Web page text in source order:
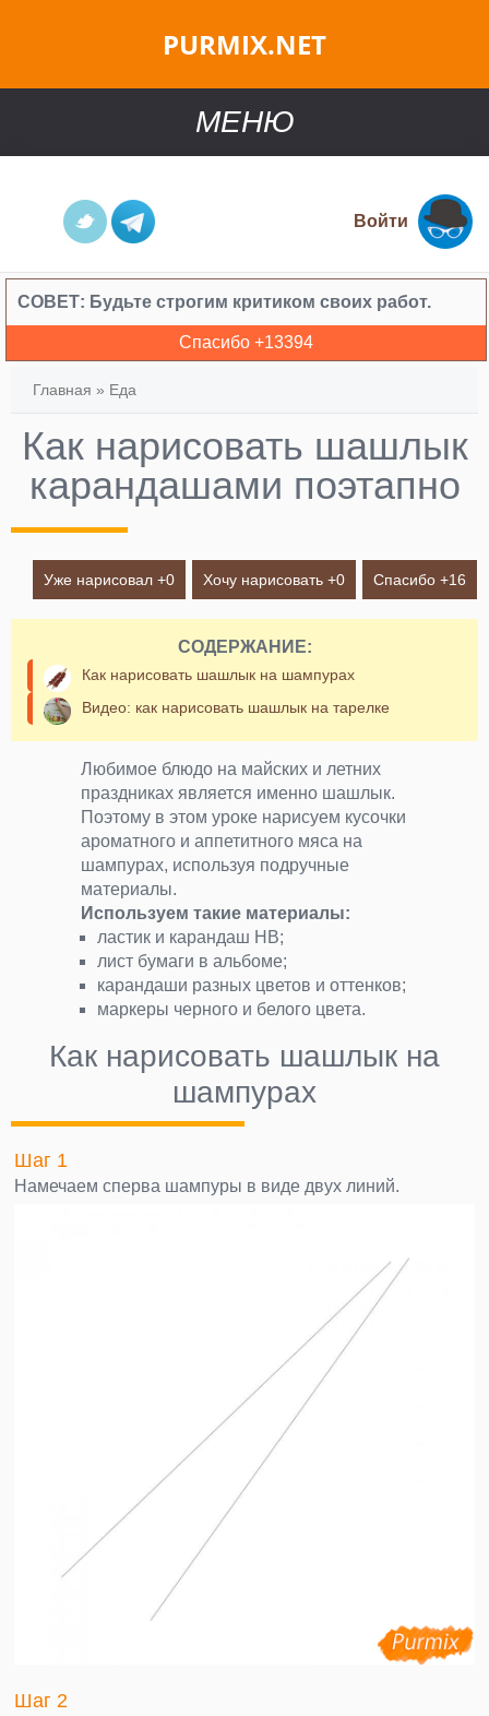
PURMIX.NET
МЕНЮ
Войти
СОВЕТ: Будьте строгим критиком своих работ.
Спасибо +13394
Главная » Еда
Как нарисовать шашлык
карандашами поэтапно
Уже нарисовал +0 Хочу нарисовать +0 Спасибо +16
СОДЕРЖАНИЕ:
Как нарисовать шашлык на шампурах
Видео: как нарисовать шашлык на тарелке
Любимое блюдо на майских и летних
праздниках является именно шашлык.
Поэтому в этом уроке нарисуем кусочки
ароматного и аппетитного мяса на
шампурах, используя подручные
материалы.
Используем такие материалы:
ластик и карандаш НВ;
лист бумаги в альбоме;
карандаши разных цветов и оттенков;
маркеры черного и белого цвета.
Как нарисовать шашлык на
шампурах
Шаг 1
Намечаем сперва шампуры в виде двух линий.
Шаг 2